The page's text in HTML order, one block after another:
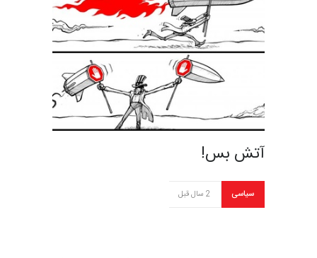
آتش بس!
سیاسی 2 سال قبل